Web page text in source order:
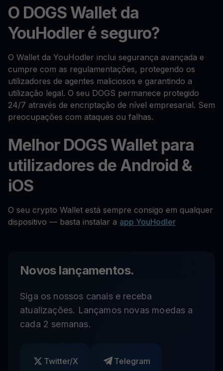
O DOGS Wallet da
YouHodler é seguro?
O Wallet da YouHodler inclui segurança avançada e
cumpre com as regulamentações, protegendo os
utilizadores de agentes maliciosos e garantindo a
utilização legal. O seu DOGS permanece protegido
24/7 através de encriptação de nível empresarial. Sem
preocupações com ataques ou falhas.
Melhor DOGS Wallet para
utilizadores de Android &
iOS
O seu crypto Wallet está sempre consigo em qualquer
dispositivo — basta instalar a app YouHodler
Novos lançamentos.
Siga os nossos canais e receba
atualizações. Lançamos novas moedas a
cada 2 semanas.
Twitter/X Telegram